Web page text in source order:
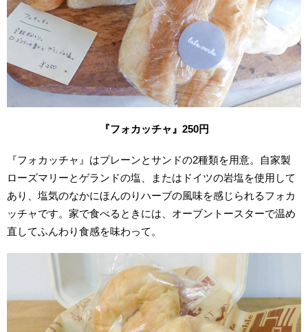
『フォカッチャ』250円
『フォカッチャ』はプレーンとサンドの2種類を用意。自家製
ローズマリーとゲランドの塩、またはドイツの岩塩を使用して
あり、塩気のなかにほんのりハーブの風味を感じられるフォカ
ッチャです。家で食べるときには、オーブントースターで温め
直してふんわり食感を味わって。